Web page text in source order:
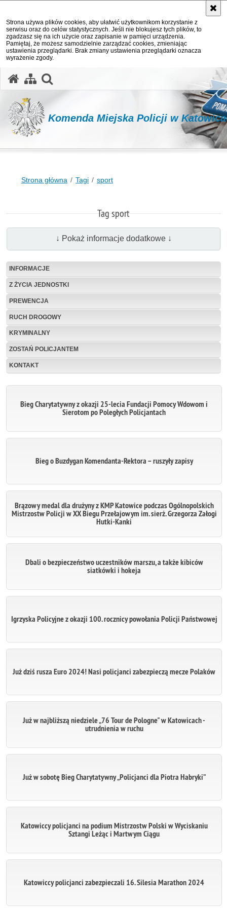
Strona używa plików cookies, aby ułatwić użytkownikom korzystanie z
serwisu oraz do celów statystycznych. Jeśli nie blokujesz tych plików, to
zgadzasz się na ich użycie oraz zapisanie w pamięci urządzenia.
Pamiętaj, że możesz samodzielnie zarządzać cookies, zmieniając
ustawienia przeglądarki. Brak zmiany ustawienia przeglądarki oznacza
wyrażenie zgody.
Komenda Miejska Policji w
Strona główna Tagi sport
Tag sport
↓ Pokaż informacje dodatkowe ↓
INFORMACJE
Z ŻYCIA JEDNOSTKI
PREWENCJA
RUCH DROGOWY
KRYMINALNY
ZOSTAŃ POLICJANTEM
KONTAKT
Bieg Charytatywny z okazji 25-lecia Fundacji Pomocy Wdowom i
Sierotom po Poległych Policjantach
Bieg o Buzdygan Komendanta-Rektora – ruszyły zapisy
Brązowy medal dla drużyny z KMP Katowice podczas Ogólnopolskich
Mistrzostw Policji w XX Biegu Przełajowym im. sierż. Grzegorza Załogi
Hutki-Kanki
Dbali o bezpieczeństwo uczestników marszu, a także kibiców
siatkówki i hokeja
Igrzyska Policyjne z okazji 100. rocznicy powołania Policji Państwowej
Już dziś rusza Euro 2024! Nasi policjanci zabezpieczą mecze Polaków
Już w najbliższą niedziele „76 Tour de Pologne" w Katowicach -
utrudnienia w ruchu
Już w sobotę Bieg Charytatywny „Policjanci dla Piotra Habryki”
Katowiccy policjanci na podium Mistrzostw Polski w Wyciskaniu
Sztangi Leżąc i Martwym Ciągu
Katowiccy policjanci zabezpieczali 16. Silesia Marathon 2024